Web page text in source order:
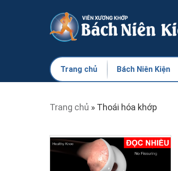
Trang chủ Bách Niên Kiện
Trang chủ » Thoái hóa khớp